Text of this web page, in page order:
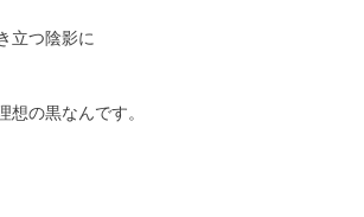
立つ陰影に
の黒なんです。